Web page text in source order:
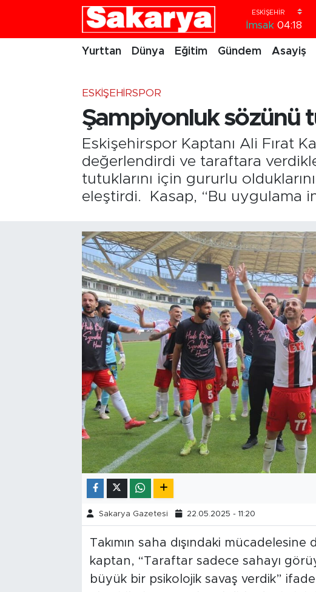
İmsak04:18
Yurttan Dünya Eğitim Gündem Asayiş
ESKIŞEHIRSPOR
Şampiyonluk sözünü
Eskişehirspor Kaptanı Ali Fırat
değerlendirdi ve taraftara
tutuklarını için gururlu
eleştirdi. Kasap, “Bu uygulama
Sakarya Gazetesi 22.05.2025 - 11:20
Takımın saha dışındaki
kaptan, “Taraftar sadece sahayı
büyük bir psikolojik savaş verdik”
Eskişehirspor
Kültür Sanat
Resmi İlanlar
Foto Şaka
Eskişehir Nöbetçi Eczaneler
Eskişehir Namaz Vakitleri
Eskişehir Trafik Yoğunluk Haritası
Süper Lig Puan Durumu ve Fikstür
Tüm Manşetler
Son Dakika Haberleri
Haber Arşivi